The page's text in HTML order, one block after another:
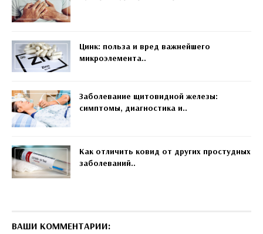
Цинк: польза и вред важнейшего
микроэлемента..
Заболевание щитовидной железы:
симптомы, диагностика и..
Как отличить ковид от других простудных
заболеваний..
ВАШИ КОММЕНТАРИИ: